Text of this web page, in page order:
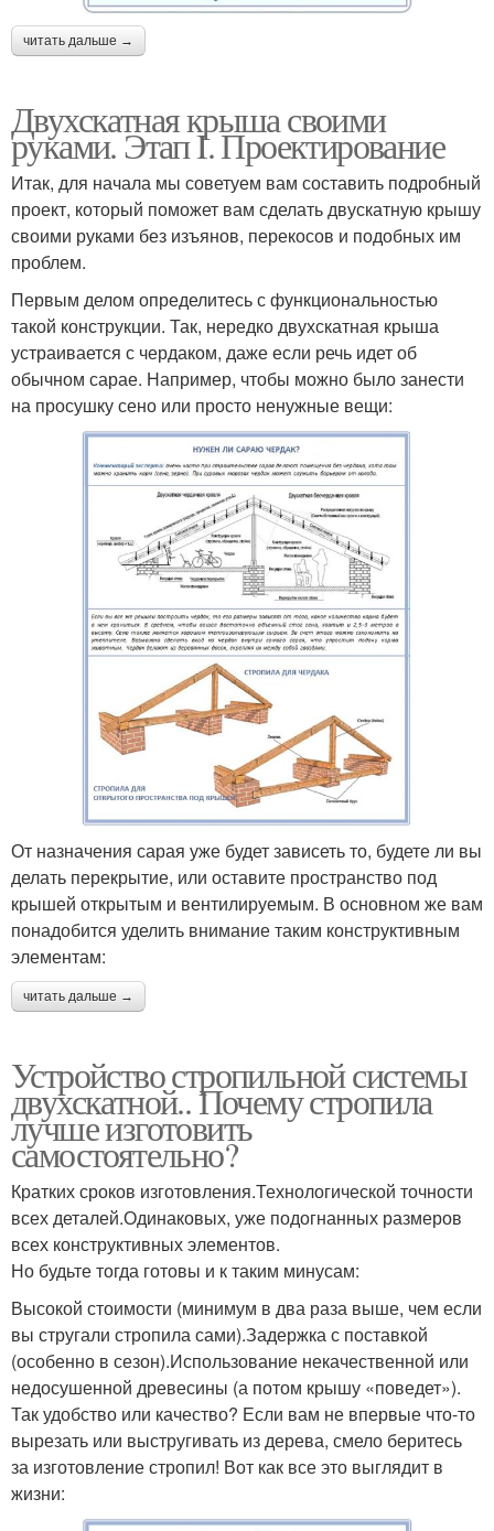
читать дальше →
Двухскатная крыша своими
руками. Этап I. Проектирование
Итак, для начала мы советуем вам составить подробный
проект, который поможет вам сделать двускатную крышу
своими руками без изъянов, перекосов и подобных им
проблем.
Первым делом определитесь с функциональностью
такой конструкции. Так, нередко двухскатная крыша
устраивается с чердаком, даже если речь идет об
обычном сарае. Например, чтобы можно было занести
на просушку сено или просто ненужные вещи:
От назначения сарая уже будет зависеть то, будете ли вы
делать перекрытие, или оставите пространство под
крышей открытым и вентилируемым. В основном же вам
понадобится уделить внимание таким конструктивным
элементам:
читать дальше →
Устройство стропильной системы
двухскатной.. Почему стропила
лучше изготовить
самостоятельно?
Кратких сроков изготовления.Технологической точности
всех деталей.Одинаковых, уже подогнанных размеров
всех конструктивных элементов.
Но будьте тогда готовы и к таким минусам:
Высокой стоимости (минимум в два раза выше, чем если
вы стругали стропила сами).Задержка с поставкой
(особенно в сезон).Использование некачественной или
недосушенной древесины (а потом крышу «поведет»).
Так удобство или качество? Если вам не впервые что-то
вырезать или выстругивать из дерева, смело беритесь
за изготовление стропил! Вот как все это выглядит в
жизни: